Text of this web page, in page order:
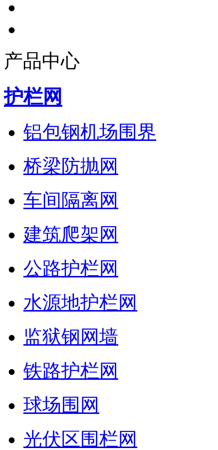
产品中心
护栏网
铝包钢机场围界
桥梁防抛网
车间隔离网
建筑爬架网
公路护栏网
水源地护栏网
监狱钢网墙
铁路护栏网
球场围网
光伏区围栏网